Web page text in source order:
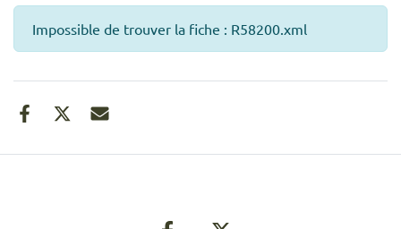
Impossible de trouver la fiche : R58200.xml